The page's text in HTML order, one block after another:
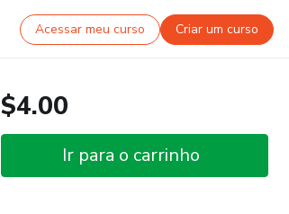
Acessar meu curso Criar um curso
$4.00
Ir para o carrinho